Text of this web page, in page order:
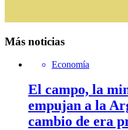
Más noticias
Economía
El campo, la
empujan a la
cambio de era